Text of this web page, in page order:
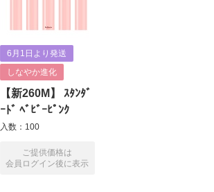
6月1日より発送
しなやか進化
【新260M】 ｽﾀﾝﾀﾞ
ｰﾄﾞ ﾍﾞﾋﾞｰﾋﾟﾝｸ
入数：100
ご提供価格は
会員ログイン後に表示